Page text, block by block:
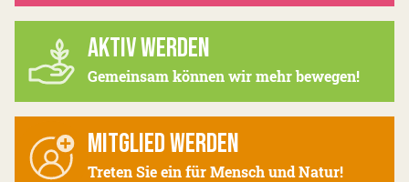
AKTIV WERDEN
Gemeinsam können wir mehr bewegen!
MITGLIED WERDEN
Treten Sie ein für Mensch und Natur!